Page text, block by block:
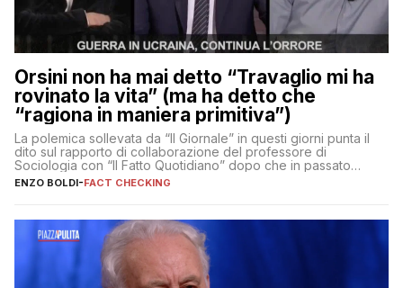
Orsini non ha mai detto “Travaglio mi ha
rovinato la vita” (ma ha detto che
“ragiona in maniera primitiva”)
La polemica sollevata da “Il Giornale” in questi giorni punta il
dito sul rapporto di collaborazione del professore di
Sociologia con “Il Fatto Quotidiano” dopo che in passato
erano volati stracci
ENZO BOLDI-FACT CHECKING